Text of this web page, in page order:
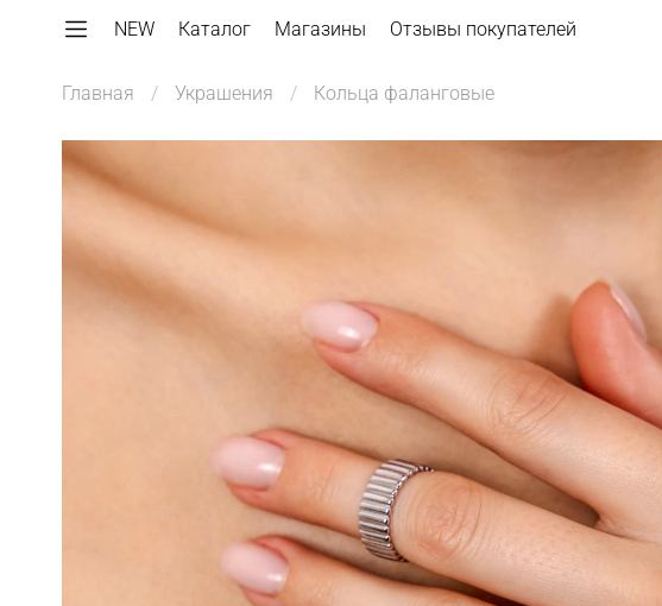
NEW Каталог Магазины Отзывы покупателей
Главная Украшения Кольца фаланговые